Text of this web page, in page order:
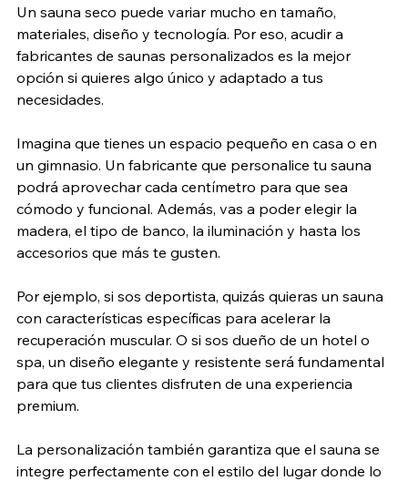
Un sauna seco puede variar mucho en tamaño,
materiales, diseño y tecnología. Por eso, acudir a
fabricantes de saunas personalizados es la mejor
opción si quieres algo único y adaptado a tus
necesidades.
Imagina que tienes un espacio pequeño en casa o en
un gimnasio. Un fabricante que personalice tu sauna
podrá aprovechar cada centímetro para que sea
cómodo y funcional. Además, vas a poder elegir la
madera, el tipo de banco, la iluminación y hasta los
accesorios que más te gusten.
Por ejemplo, si sos deportista, quizás quieras un sauna
con características específicas para acelerar la
recuperación muscular. O si sos dueño de un hotel o
spa, un diseño elegante y resistente será fundamental
para que tus clientes disfruten de una experiencia
premium.
La personalización también garantiza que el sauna se
integre perfectamente con el estilo del lugar donde lo